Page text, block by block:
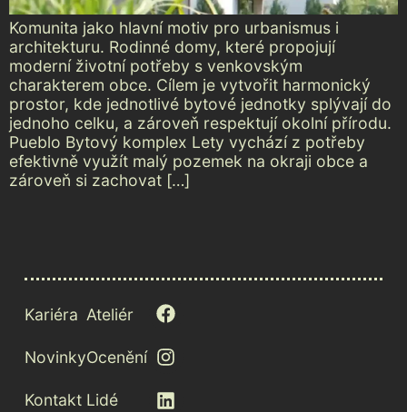
Komunita jako hlavní motiv pro urbanismus i
architekturu. Rodinné domy, které propojují
moderní životní potřeby s venkovským
charakterem obce. Cílem je vytvořit harmonický
prostor, kde jednotlivé bytové jednotky splývají do
jednoho celku, a zároveň respektují okolní přírodu.
Pueblo Bytový komplex Lety vychází z potřeby
efektivně využít malý pozemek na okraji obce a
zároveň si zachovat […]
Kariéra
Novinky
Kontakt
Ateliér
Ocenění
Lidé